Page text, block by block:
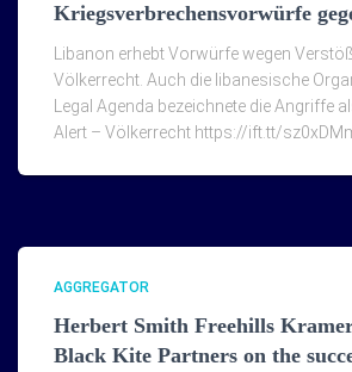
Kriegsverbrechensvorwürfe
Libanon erhebt Vorwürfe wegen
Völkerrecht. Auch die libanesische
Legal Agenda bezeichnete die Angriffe
Alert – Völkerrecht https://ift.tt/
AGGREGATOR
Herbert Smith Freehills
Black Kite Partners on the